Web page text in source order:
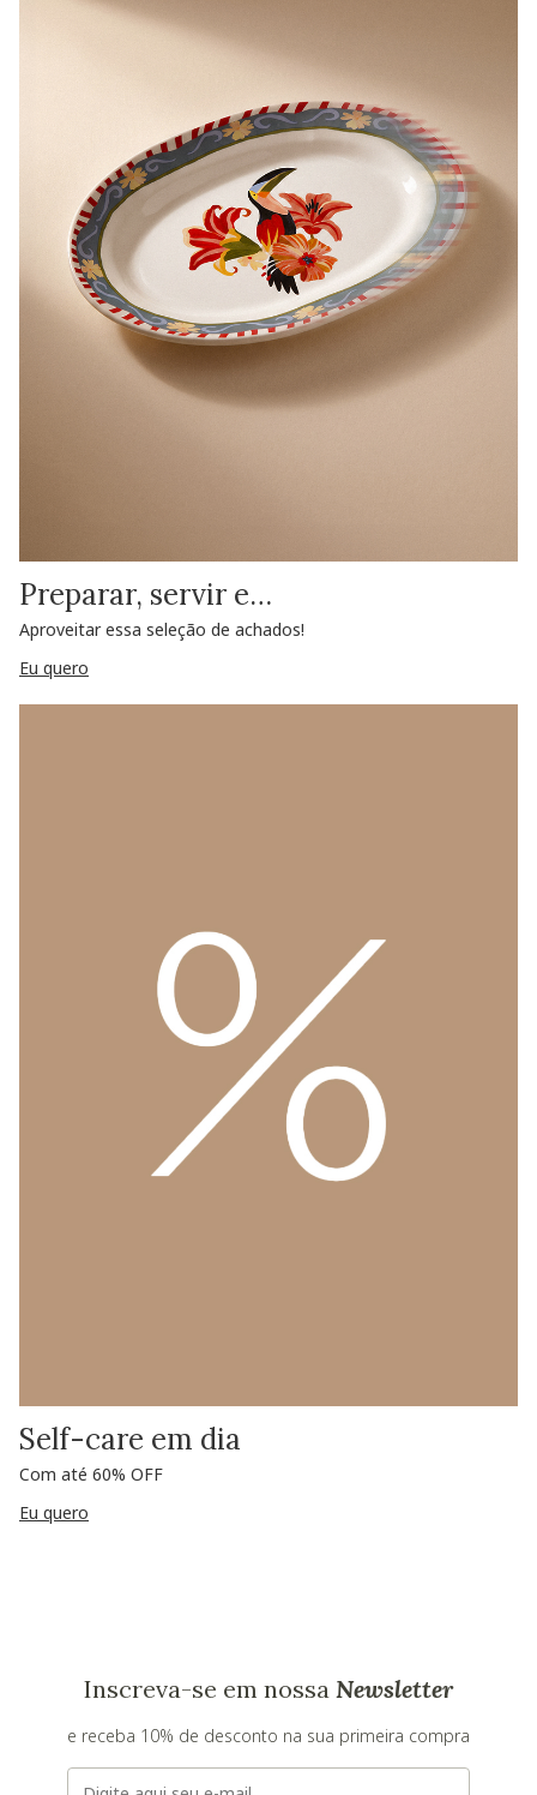
Preparar, servir e…
Aproveitar essa seleção de achados!
Eu quero
Self-care em dia
Com até 60% OFF
Eu quero
Inscreva-se em nossa Newsletter
e receba 10% de desconto na sua primeira compra
E-mail